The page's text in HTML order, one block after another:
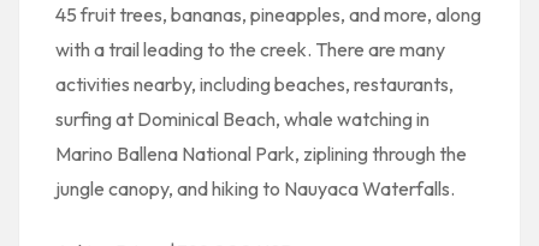
45 fruit trees, bananas, pineapples, and more, along
with a trail leading to the creek. There are many
activities nearby, including beaches, restaurants,
surfing at Dominical Beach, whale watching in
Marino Ballena National Park, ziplining through the
jungle canopy, and hiking to Nauyaca Waterfalls.